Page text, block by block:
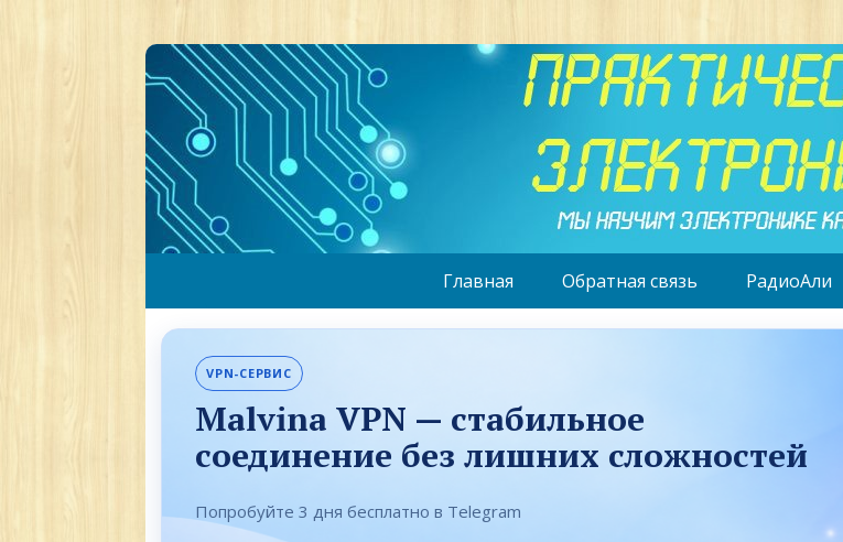
Главная Обратная связь РадиоАли
VPN-СЕРВИС
Malvina VPN — стабильное
соединение без лишних сложностей
Попробуйте 3 дня бесплатно в Telegram